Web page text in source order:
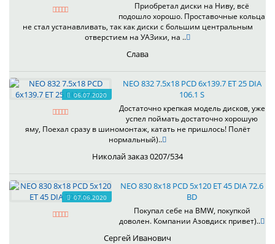
Приобретал диски на Ниву, всё
подошло хорошо. Проставочные кольца
не стал устанавливать, так как диски с большим центральным
отверстием на УАЗики, на ..
Слава
06.07.2020
NEO 832 7.5x18 PCD 6x139.7 ET 25 DIA
106.1 S
Достаточно крепкая модель дисков, уже
успел поймать достаточно хорошую
яму, Поехал сразу в шиномонтаж, катать не пришлось! Полёт
нормальный)..
Николай заказ 0207/534
07.06.2020
NEO 830 8x18 PCD 5x120 ET 45 DIA 72.6
BD
Покупал себе на BMW, покупкой
доволен. Компании Азовдиск привет)..
Сергей Иванович